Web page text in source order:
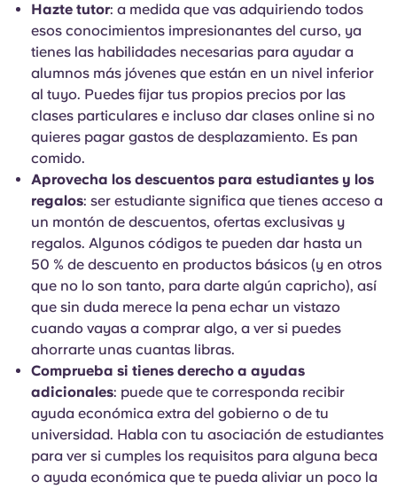
Hazte tutor: a medida que vas adquiriendo todos
esos conocimientos impresionantes del curso, ya
tienes las habilidades necesarias para ayudar a
alumnos más jóvenes que están en un nivel inferior
al tuyo. Puedes fijar tus propios precios por las
clases particulares e incluso dar clases online si no
quieres pagar gastos de desplazamiento. Es pan
comido.
Aprovecha los descuentos para estudiantes y los
regalos: ser estudiante significa que tienes acceso a
un montón de descuentos, ofertas exclusivas y
regalos. Algunos códigos te pueden dar hasta un
50 % de descuento en productos básicos (y en otros
que no lo son tanto, para darte algún capricho), así
que sin duda merece la pena echar un vistazo
cuando vayas a comprar algo, a ver si puedes
ahorrarte unas cuantas libras.
Comprueba si tienes derecho a ayudas
adicionales: puede que te corresponda recibir
ayuda económica extra del gobierno o de tu
universidad. Habla con tu asociación de estudiantes
para ver si cumples los requisitos para alguna beca
o ayuda económica que te pueda aliviar un poco la